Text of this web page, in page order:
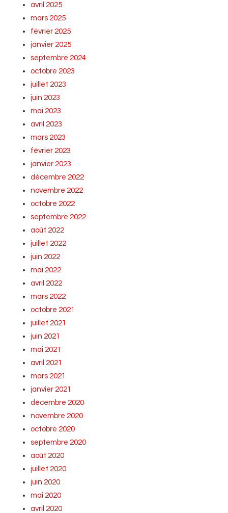
avril 2025
mars 2025
février 2025
janvier 2025
septembre 2024
octobre 2023
juillet 2023
juin 2023
mai 2023
avril 2023
mars 2023
février 2023
janvier 2023
décembre 2022
novembre 2022
octobre 2022
septembre 2022
août 2022
juillet 2022
juin 2022
mai 2022
avril 2022
mars 2022
octobre 2021
juillet 2021
juin 2021
mai 2021
avril 2021
mars 2021
janvier 2021
décembre 2020
novembre 2020
octobre 2020
septembre 2020
août 2020
juillet 2020
juin 2020
mai 2020
avril 2020